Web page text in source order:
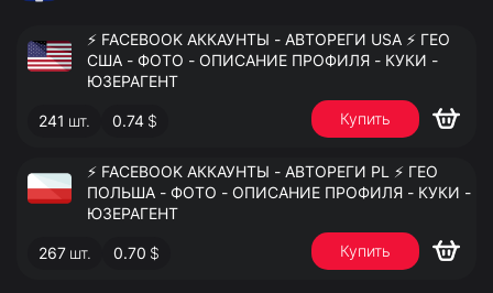
⚡️ FACEBOOK АККАУНТЫ - АВТОРЕГИ USA ⚡️ ГЕО
США - ФОТО - ОПИСАНИЕ ПРОФИЛЯ - КУКИ -
ЮЗЕРАГЕНТ
241 шт. 0.74 $ Купить
⚡️ FACEBOOK АККАУНТЫ - АВТОРЕГИ PL ⚡️ ГЕО
ПОЛЬША - ФОТО - ОПИСАНИЕ ПРОФИЛЯ - КУКИ -
ЮЗЕРАГЕНТ
267 шт. 0.70 $ Купить